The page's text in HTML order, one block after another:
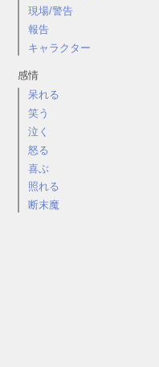
現場/警告
報告
キャラクター
感情
呆れる
笑う
泣く
怒る
喜ぶ
照れる
断末魔